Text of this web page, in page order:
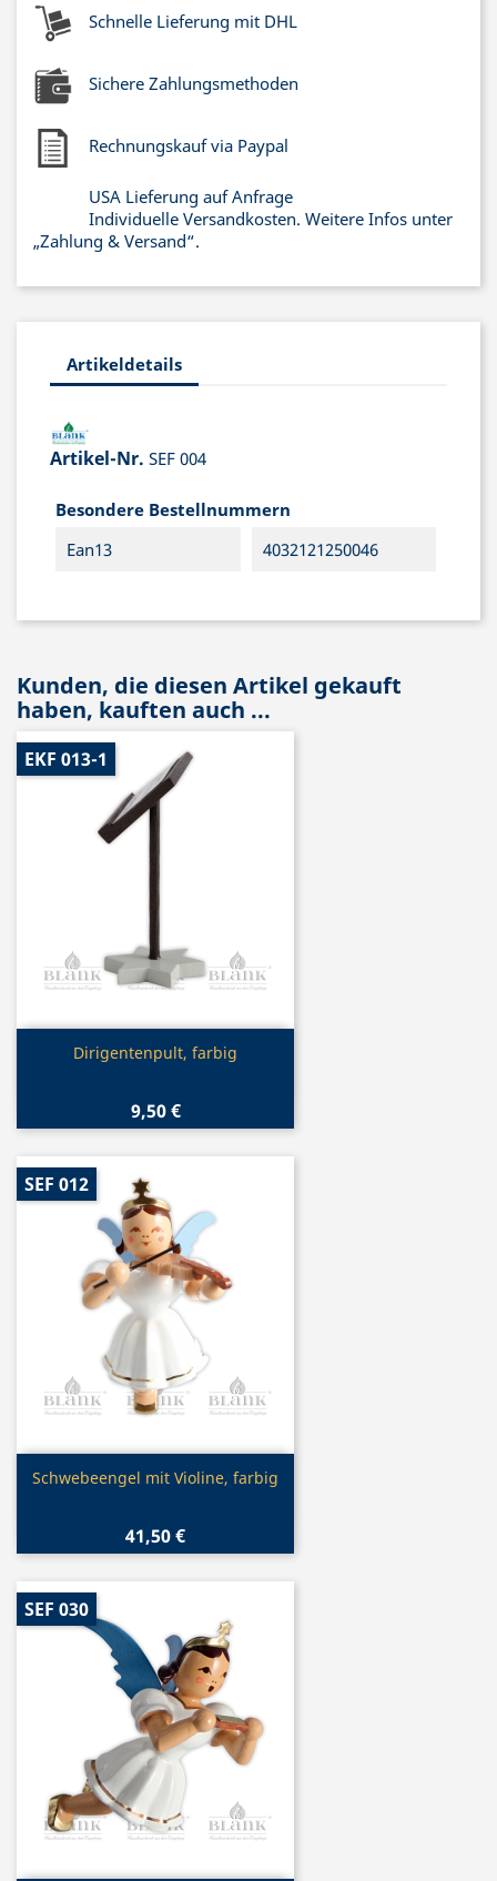
Schnelle Lieferung mit DHL
Sichere Zahlungsmethoden
Rechnungskauf via Paypal
USA Lieferung auf Anfrage
Individuelle Versandkosten. Weitere Infos unter
„Zahlung & Versand“.
Artikeldetails
Artikel-Nr. SEF 004
Besondere Bestellnummern
Ean13
4032121250046
Kunden, die diesen Artikel gekauft
haben, kauften auch ...
Vorschau
Dirigentenpult, farbig
9,50 €
EKF 013-1
Vorschau
Schwebeengel mit Violine, farbig
41,50 €
SEF 012
SEF 030